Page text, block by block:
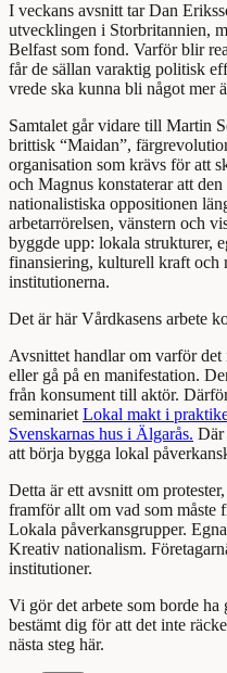
I veckans avsnitt tar Dan
utvecklingen i Storbritannien,
Belfast som fond. Varför blir
får de sällan varaktig politisk
vrede ska kunna bli något mer
Samtalet går vidare till Martin
brittisk “Maidan”,
organisation som krävs för att
och Magnus konstaterar att
nationalistiska oppositionen
arbetarrörelsen, vänstern och
byggde upp: lokala strukturer,
finansiering, kulturell kraft och
institutionerna.
Det är här Vårdkasens arbete
Avsnittet handlar om varför
eller gå på en manifestation.
från konsument till aktör.
seminariet Lokal makt i
Svenskarnas hus i Älgarås. Där
att börja bygga lokal
Detta är ett avsnitt om
framför allt om vad som måste
Lokala påverkansgrupper.
Kreativ nationalism.
institutioner.
Vi gör det arbete som borde
bestämt dig för att det inte
nästa steg här.